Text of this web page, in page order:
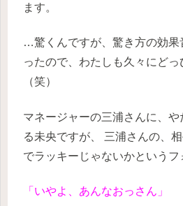
ます。
…驚くんですが、驚き方の効果
ったので、わたしも久々にど
（笑）
マネージャーの三浦さんに、
る未央ですが、
三浦さんの、
でラッキーじゃないかというフ
「いやよ、あんなおっさん」